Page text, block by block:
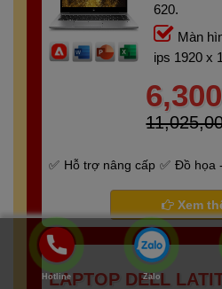
620.
Màn
ips 1920 x
Hỗ trợ nâng cấp
Đồ họa
Xem
LAPTOP DELL
Hotline Zalo